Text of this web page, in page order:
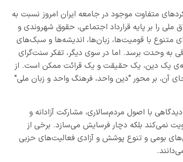
متفاوت موجود در جامعه ایران امروز نسبت به
ملی را بر پایه قرارداد اجتماعی، حقوق شهروندی و
متنوع با قومیت‌ها، زبان‌ها، اندیشه‌ها و سبک‌های
به وحدت برسد. اما در سوی دیگر، تفکر سنت‌گرای
سایه‌ی یک دین، یک حقیقت و یک قرائت ممکن است. از
آن، بر محور "دین واحد، فرهنگ واحد و زبان ملی"
با اصول مردم‌سالاری، مشارکت آزادانه و
نمی‌کند بلکه دچار فرسایش می‌سازد. برخی از
بومی و تنوع پوشش و آزادی فعالیت‌های حزبی